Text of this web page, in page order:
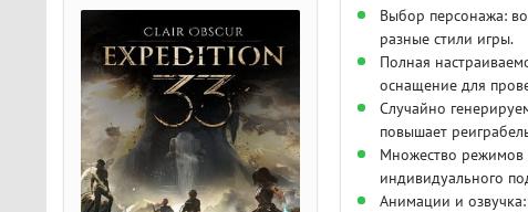
Выбор персонажа:
разные стили игры.
Полная
оснащение для
Случайно
повышает
Множество режимов
индивидуального
Анимации и озвучка: